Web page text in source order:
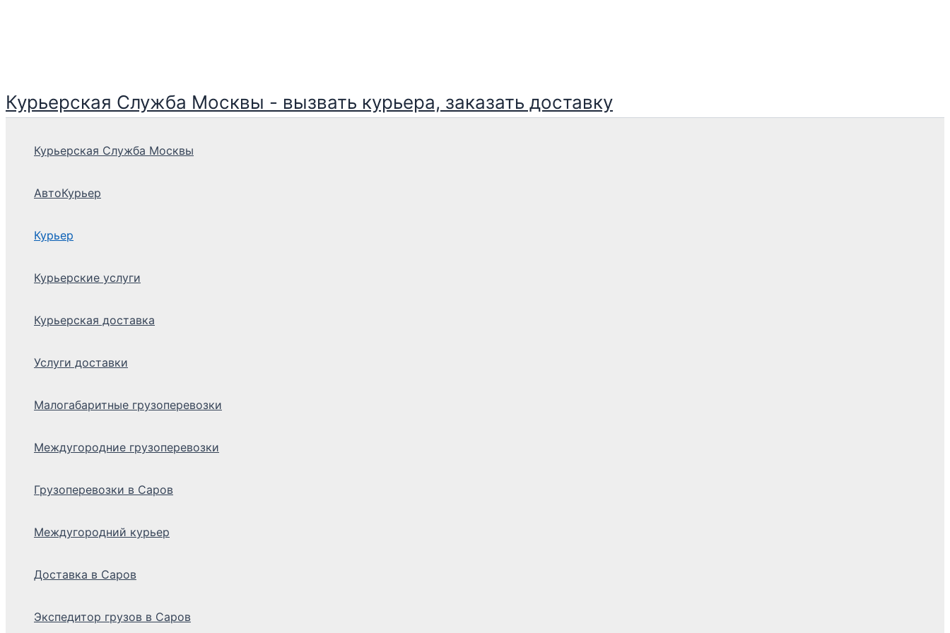
Курьерская Служба Москвы - вызвать курьера, заказать доставку
Курьерская Служба Москвы
АвтоКурьер
Курьер
Курьерские услуги
Курьерская доставка
Услуги доставки
Малогабаритные грузоперевозки
Междугородние грузоперевозки
Грузоперевозки в Саров
Междугородний курьер
Доставка в Саров
Экспедитор грузов в Саров